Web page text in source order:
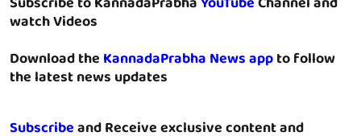
watch Videos
Download theKannadaPrabha News appto follow
the latest news updates
Subscribeand Receive exclusive content and